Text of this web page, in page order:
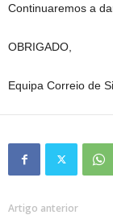
Continuaremos a
OBRIGADO,
Equipa Correio de
Artigo anterior